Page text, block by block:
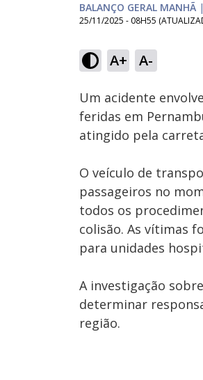
BALANÇO GERAL MANHÃ |
25/11/2025 - 08H55
A+ A-
Ativar
Som
Um acidente
feridas em
atingido pela
O veículo de
passageiros no
todos os
colisão. As vítimas
para unidades
A investigação
determinar
região.